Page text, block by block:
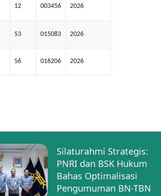
12 003456 2026
53 015083 2026
56 016206 2026
Silaturahmi Strategis:
PNRI dan BSK Hukum
Bahas Optimalisasi
Pengumuman BN-TBN